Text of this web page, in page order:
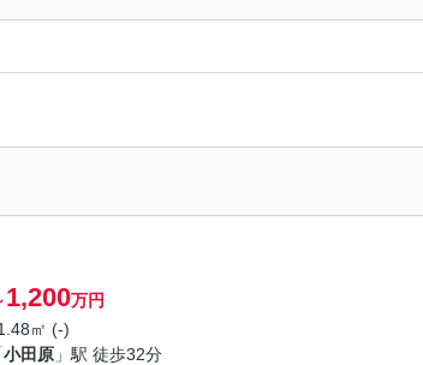
1,200万円
㎡ (-)
小田原 」駅 徒歩32分